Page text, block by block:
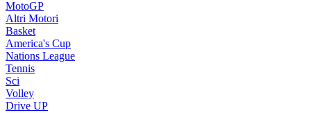
MotoGP
Altri Motori
Basket
America's Cup
Nations League
Tennis
Sci
Volley
Drive UP